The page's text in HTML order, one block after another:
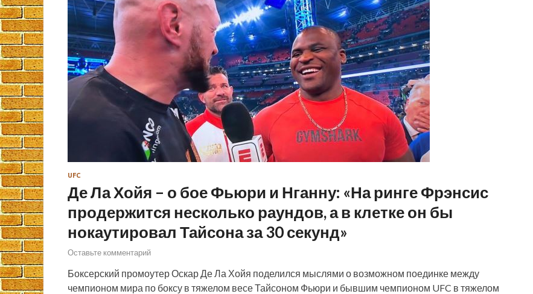
UFC
Де Ла Хойя – о бое Фьюри и Нганну: «На ринге Фрэнсис
продержится несколько раундов, а в клетке он бы
нокаутировал Тайсона за 30 секунд»
Оставьте комментарий
Боксерский промоутер Оскар Де Ла Хойя поделился мыслями о возможном поединке между
чемпионом мира по боксу в тяжелом весе Тайсоном Фьюри и бывшим чемпионом UFC в тяжелом